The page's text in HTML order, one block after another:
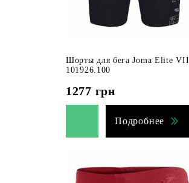
Шорты для бега Joma Elite VII
101926.100
1277 грн
Подробнее